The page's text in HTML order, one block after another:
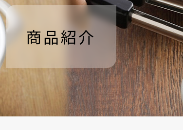
商品紹介